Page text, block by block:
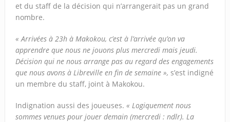
et du staff de la décision qui n’arrangerait pas un grand
nombre.
« Arrivées à 23h à Makokou, c’est à l’arrivée qu’on va
apprendre que nous ne jouons plus mercredi mais jeudi.
Décision qui ne nous arrange pas au regard des engagements
que nous avons à Libreville en fin de semaine », s’est indigné
un membre du staff, joint à Makokou.
Indignation aussi des joueuses. « Logiquement nous
sommes venues pour jouer demain (mercredi : ndlr). La